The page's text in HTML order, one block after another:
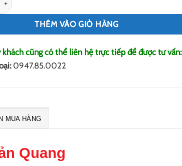
THÊM VÀO GIỎ HÀNG
khách cũng có thể liên hệ trực tiếp để được tư vấn:
0947.85.0022
MUA HÀNG
Quang